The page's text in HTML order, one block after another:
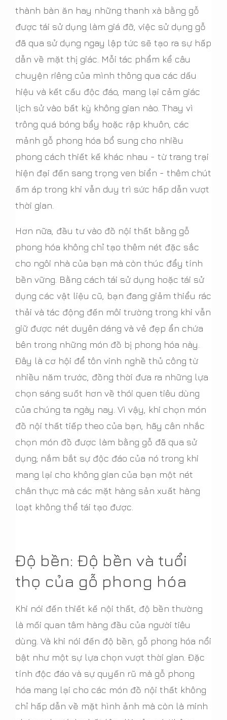
thành bàn ăn hay những thanh xà bằng gỗ
được tái sử dụng làm giá đỡ, việc sử dụng gỗ
đã qua sử dụng ngay lập tức sẽ tạo ra sự hấp
dẫn về mặt thị giác. Mỗi tác phẩm kể câu
chuyện riêng của mình thông qua các dấu
hiệu và kết cấu độc đáo, mang lại cảm giác
lịch sử vào bất kỳ không gian nào. Thay vì
trông quá bóng bẩy hoặc rập khuôn, các
mảnh gỗ phong hóa bổ sung cho nhiều
phong cách thiết kế khác nhau - từ trang trại
hiện đại đến sang trọng ven biển - thêm chút
ấm áp trong khi vẫn duy trì sức hấp dẫn vượt
thời gian.
Hơn nữa, đầu tư vào đồ nội thất bằng gỗ
phong hóa không chỉ tạo thêm nét đặc sắc
cho ngôi nhà của bạn mà còn thúc đẩy tính
bền vững. Bằng cách tái sử dụng hoặc tái sử
dụng các vật liệu cũ, bạn đang giảm thiểu rác
thải và tác động đến môi trường trong khi vẫn
giữ được nét duyên dáng và vẻ đẹp ẩn chứa
bên trong những món đồ bị phong hóa này.
Đây là cơ hội để tôn vinh nghề thủ công từ
nhiều năm trước, đồng thời đưa ra những lựa
chọn sáng suốt hơn về thói quen tiêu dùng
của chúng ta ngày nay. Vì vậy, khi chọn món
đồ nội thất tiếp theo của bạn, hãy cân nhắc
chọn món đồ được làm bằng gỗ đã qua sử
dụng; nắm bắt sự độc đáo của nó trong khi
mang lại cho không gian của bạn một nét
chân thực mà các mặt hàng sản xuất hàng
loạt không thể tái tạo được.
Độ bền: Độ bền và tuổi
thọ của gỗ phong hóa
Khi nói đến thiết kế nội thất, độ bền thường
là mối quan tâm hàng đầu của người tiêu
dùng. Và khi nói đến độ bền, gỗ phong hóa nổi
bật như một sự lựa chọn vượt thời gian. Đặc
tính độc đáo và sự quyến rũ mà gỗ phong
hóa mang lại cho các món đồ nội thất không
chỉ hấp dẫn về mặt hình ảnh mà còn là minh